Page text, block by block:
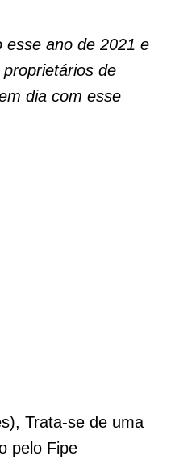
esse ano de 2021 e
de
dia com esse
Trata-se de uma
pelo Fipe